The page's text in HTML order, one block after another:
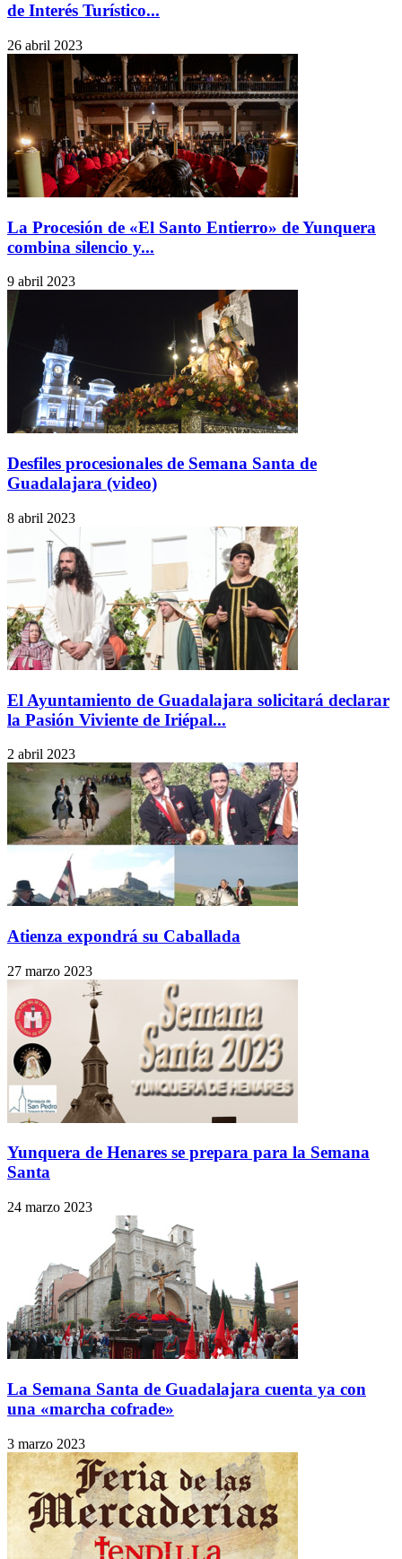
de Interés Turístico...
26 abril 2023
La Procesión de «El Santo Entierro» de Yunquera
combina silencio y...
9 abril 2023
Desfiles procesionales de Semana Santa de
Guadalajara (video)
8 abril 2023
El Ayuntamiento de Guadalajara solicitará declarar
la Pasión Viviente de Iriépal...
2 abril 2023
Atienza expondrá su Caballada
27 marzo 2023
Yunquera de Henares se prepara para la Semana
Santa
24 marzo 2023
La Semana Santa de Guadalajara cuenta ya con
una «marcha cofrade»
3 marzo 2023